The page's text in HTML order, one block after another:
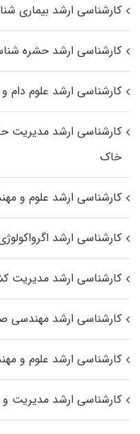
کارشناسی ارشد بیماری‌
کارشناسی ارشد حشره‌
کارشناسی ارشد علوم دام
کارشناسی ارشد مدیریت
خاک
کارشناسی ارشد علوم و
کارشناسی ارشد
کارشناسی ارشد مدیریت
کارشناسی ارشد مهندسی
کارشناسی ارشد علوم و
کارشناسی ارشد مدیریت و